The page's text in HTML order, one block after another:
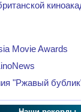
Movie Awards
"Ржавый